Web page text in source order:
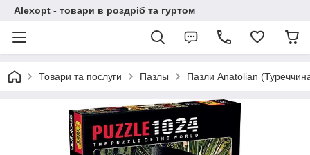
Alexopt - товари в роздріб та гуртом
Товари та послуги Пазлы Пазли Anatolian